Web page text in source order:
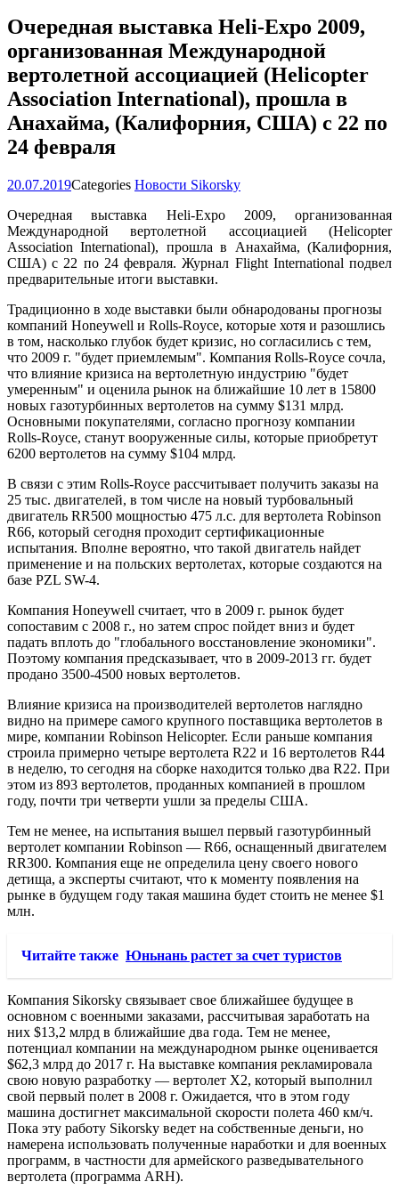
Очередная выставка Heli-Expo 2009,
организованная Международной
вертолетной ассоциацией (Helicopter
Association International), прошла в
Анахайма, (Калифорния, США) с 22 по
24 февраля
20.07.2019Categories Новости Sikorsky
Очередная выставка Heli-Expo 2009, организованная
Международной вертолетной ассоциацией (Helicopter
Association International), прошла в Анахайма, (Калифорния,
США) с 22 по 24 февраля. Журнал Flight International подвел
предварительные итоги выставки.
Традиционно в ходе выставки были обнародованы прогнозы
компаний Honeywell и Rolls-Royce, которые хотя и разошлись
в том, насколько глубок будет кризис, но согласились с тем,
что 2009 г. "будет приемлемым". Компания Rolls-Royce сочла,
что влияние кризиса на вертолетную индустрию "будет
умеренным" и оценила рынок на ближайшие 10 лет в 15800
новых газотурбинных вертолетов на сумму $131 млрд.
Основными покупателями, согласно прогнозу компании
Rolls-Royce, станут вооруженные силы, которые приобретут
6200 вертолетов на сумму $104 млрд.
В связи с этим Rolls-Royce рассчитывает получить заказы на
25 тыс. двигателей, в том числе на новый турбовальный
двигатель RR500 мощностью 475 л.с. для вертолета Robinson
R66, который сегодня проходит сертификационные
испытания. Вполне вероятно, что такой двигатель найдет
применение и на польских вертолетах, которые создаются на
базе PZL SW-4.
Компания Honeywell считает, что в 2009 г. рынок будет
сопоставим с 2008 г., но затем спрос пойдет вниз и будет
падать вплоть до "глобального восстановление экономики".
Поэтому компания предсказывает, что в 2009-2013 гг. будет
продано 3500-4500 новых вертолетов.
Влияние кризиса на производителей вертолетов наглядно
видно на примере самого крупного поставщика вертолетов в
мире, компании Robinson Helicopter. Если раньше компания
строила примерно четыре вертолета R22 и 16 вертолетов R44
в неделю, то сегодня на сборке находится только два R22. При
этом из 893 вертолетов, проданных компанией в прошлом
году, почти три четверти ушли за пределы США.
Тем не менее, на испытания вышел первый газотурбинный
вертолет компании Robinson — R66, оснащенный двигателем
RR300. Компания еще не определила цену своего нового
детища, а эксперты считают, что к моменту появления на
рынке в будущем году такая машина будет стоить не менее $1
млн.
Читайте также Юньнань растет за счет туристов
Компания Sikorsky связывает свое ближайшее будущее в
основном с военными заказами, рассчитывая заработать на
них $13,2 млрд в ближайшие два года. Тем не менее,
потенциал компании на международном рынке оценивается
$62,3 млрд до 2017 г. На выставке компания рекламировала
свою новую разработку — вертолет X2, который выполнил
свой первый полет в 2008 г. Ожидается, что в этом году
машина достигнет максимальной скорости полета 460 км/ч.
Пока эту работу Sikorsky ведет на собственные деньги, но
намерена использовать полученные наработки и для военных
программ, в частности для армейского разведывательного
вертолета (программа ARH).